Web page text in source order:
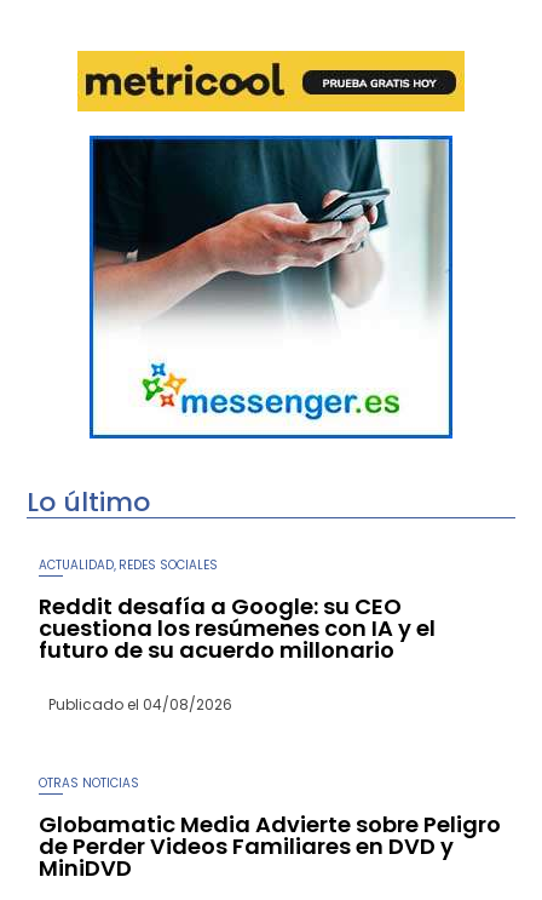
Lo último
ACTUALIDAD REDES SOCIALES
Reddit desafía a Google: su CEO
cuestiona los resúmenes con IA y el
futuro de su acuerdo millonario
Publicado el 04/08/2026
OTRAS NOTICIAS
Globamatic Media Advierte sobre Peligro
de Perder Videos Familiares en DVD y
MiniDVD